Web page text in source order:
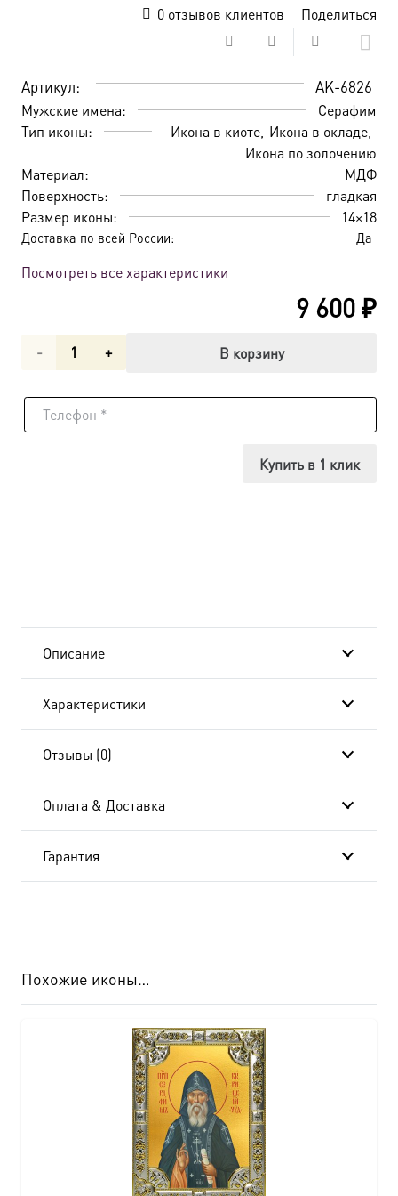
0отзывов клиентов Поделиться
Артикул: AK-6826
Мужские имена:
Серафим
Тип иконы:
Икона в киоте Икона в окладе
Икона по золочению
Материал:
МДФ
Поверхность:
гладкая
Размер иконы:
14×18
Доставка по всей России: Да
Посмотреть все характеристики
9 600₽
Количество
Икона
20x24
AK-
6826
В корзину
Купить в 1 клик
Описание
Характеристики
Отзывы (0)
Оплата & Доставка
Гарантия
Похожие иконы…